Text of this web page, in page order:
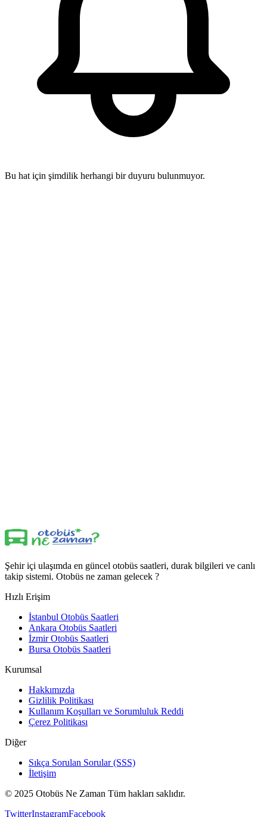
Bu hat için şimdilik herhangi bir duyuru bulunmuyor.
Şehir içi ulaşımda en güncel otobüs saatleri, durak bilgileri ve canlı
takip sistemi. Otobüs ne zaman gelecek ?
Hızlı Erişim
İstanbul Otobüs Saatleri
Ankara Otobüs Saatleri
İzmir Otobüs Saatleri
Bursa Otobüs Saatleri
Kurumsal
Hakkımızda
Gizlilik Politikası
Kullanım Koşulları ve Sorumluluk Reddi
Çerez Politikası
Diğer
Sıkça Sorulan Sorular (SSS)
İletişim
© 2025 Otobüs Ne Zaman Tüm hakları saklıdır.
TwitterInstagramFacebook